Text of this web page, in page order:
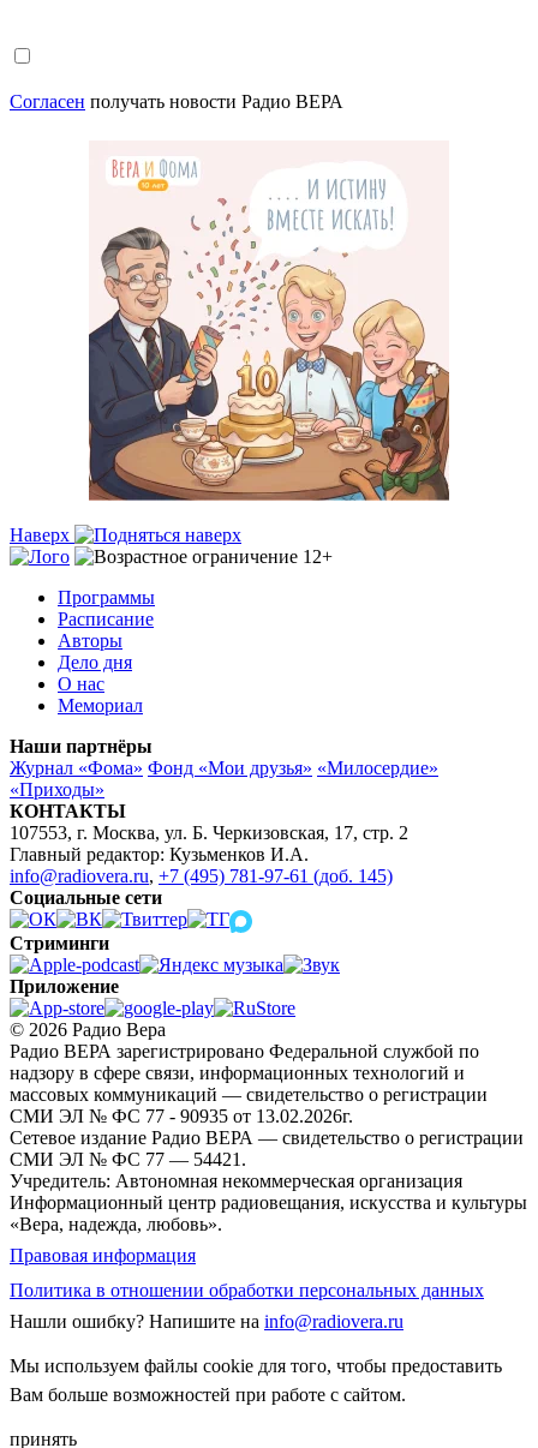
Согласен получать новости Радио ВЕРА
Наверх
Программы
Расписание
Авторы
Дело дня
О нас
Мемориал
Наши партнёры
Журнал «Фома» Фонд «Мои друзья» «Милосердие»
«Приходы»
КОНТАКТЫ
107553, г. Москва, ул. Б. Черкизовская, 17, стр. 2
Главный редактор: Кузьменков И.А.
info@radiovera.ru, +7 (495) 781-97-61 (доб. 145)
Социальные сети
Стриминги
Приложение
© 2026 Радио Вера
Радио ВЕРА зарегистрировано Федеральной службой по
надзору в сфере связи, информационных технологий и
массовых коммуникаций — свидетельство о регистрации
СМИ ЭЛ № ФС 77 - 90935 от 13.02.2026г.
Сетевое издание Радио ВЕРА — свидетельство о регистрации
СМИ ЭЛ № ФС 77 — 54421.
Учредитель: Автономная некоммерческая организация
Информационный центр радиовещания, искусства и культуры
«Вера, надежда, любовь».
Правовая информация
Политика в отношении обработки персональных данных
Нашли ошибку? Напишите на info@radiovera.ru
Мы используем файлы cookie для того, чтобы предоставить
Вам больше возможностей при работе с сайтом.
принять